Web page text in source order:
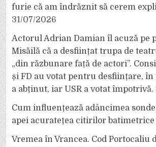
furie că am îndrăznit să cerem
31/07/2026
Actorul Adrian Damian îl acuză pe
Misăilă că a desființat trupa de
„din răzbunare față de actori”.
și FD au votat pentru desființare, în
a abținut, iar USR a votat împotrivă.
Cum influențează adâncimea
apei acuratețea citirilor batimetrice
Vremea în Vrancea. Cod Portocaliu